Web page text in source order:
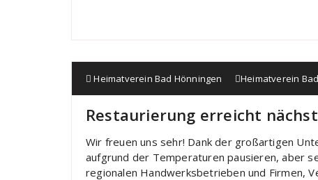
Heimatverein Bad Hönningen Heimatverein
Restaurierung erreicht
Wir freuen uns sehr! Dank der großartigen
aufgrund der Temperaturen pausieren, aber
regionalen Handwerksbetrieben und Firmen,